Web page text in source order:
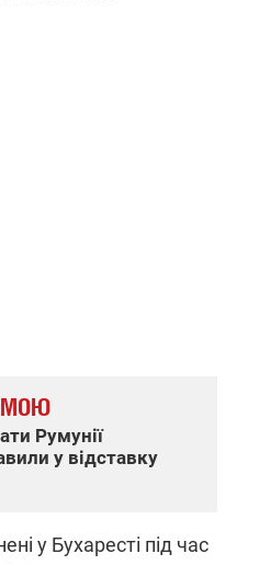
Румунії
у відставку
у Бухаресті під час